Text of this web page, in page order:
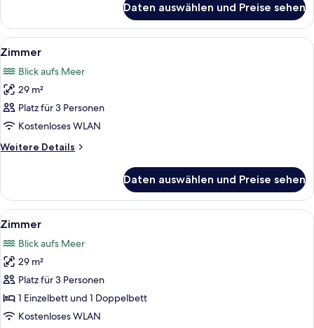
Dreibettzimmer
Daten auswählen und Preise sehen
Alle
Fotos
für
Zimmer
anzeigen
Zimmersafe, Schreibtisch,
6
Zimmer
Blick aufs Meer
29 m²
Platz für 3 Personen
Kostenloses WLAN
Weitere Details
Weitere
Daten auswählen und Preise sehen
Alle
Fotos
für
Zimmer
anzeigen
Zimmersafe, Schreibtisch,
7
Zimmer
Blick aufs Meer
29 m²
Platz für 3 Personen
1 Einzelbett und 1 Doppelbett
Kostenloses WLAN